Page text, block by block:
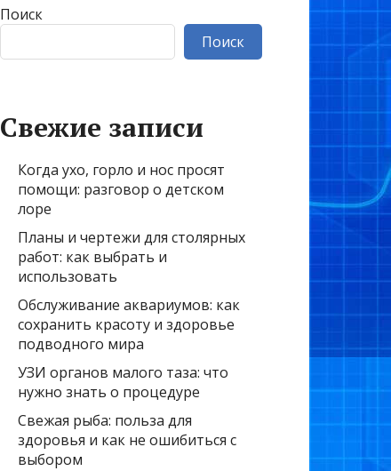
Поиск
Поиск
Свежие записи
Когда ухо, горло и нос просят
помощи: разговор о детском
лоре
Планы и чертежи для столярных
работ: как выбрать и
использовать
Обслуживание аквариумов: как
сохранить красоту и здоровье
подводного мира
УЗИ органов малого таза: что
нужно знать о процедуре
Свежая рыба: польза для
здоровья и как не ошибиться с
выбором